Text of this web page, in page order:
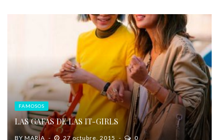
FAMOSOS
LAS GAFAS DE LAS IT-GIRLS
BYMARÍA 27 octubre, 2015 0